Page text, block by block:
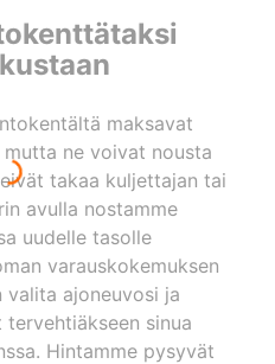
maksavat
ne voivat nousta
takaa kuljettajan tai
avulla nostamme
uudelle tasolle
varauskokemuksen
valita ajoneuvosi ja
sinua
Hintamme pysyvät